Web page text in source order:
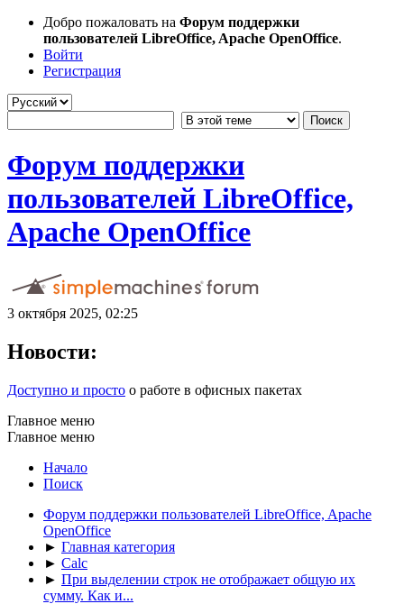
Добро пожаловать на Форум поддержки
пользователей LibreOffice, Apache OpenOffice.
Войти
Регистрация
Форум поддержки
пользователей LibreOffice,
Apache OpenOffice
3 октября 2025, 02:25
Новости:
Доступно и просто о работе в офисных пакетах
Главное меню
Главное меню
Начало
Поиск
Форум поддержки пользователей LibreOffice, Apache
OpenOffice
► Главная категория
► Calc
► При выделении строк не отображает общую их
сумму. Как и...